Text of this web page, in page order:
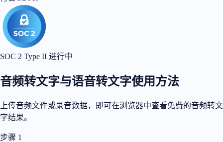
SOC 2 Type II 进行中
音频转文字与语音转文字使用方法
上传音频文件或录音数据，即可在浏览器中查看免费的音频转文
字结果。
步骤 1